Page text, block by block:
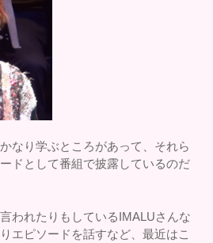
なり学ぶところがあって、それら
ドとして番組で披露しているのだ
われたりもしているIMALUさんな
エピソードを話すなど、最近はこ